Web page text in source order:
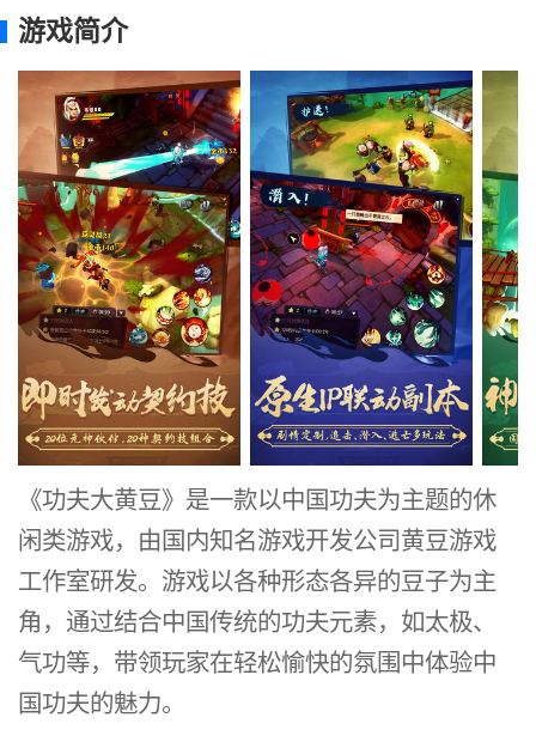
游戏简介
《功夫大黄豆》是一款以中国功夫为主题的休
闲类游戏，由国内知名游戏开发公司黄豆游戏
工作室研发。游戏以各种形态各异的豆子为主
角，通过结合中国传统的功夫元素，如太极、
气功等，带领玩家在轻松愉快的氛围中体验中
国功夫的魅力。